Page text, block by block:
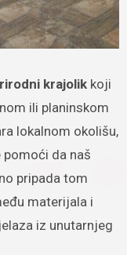
krajolikkoji
ili planinskom
lokalnom okolišu,
da naš
pripada tom
materijala i
iz unutarnjeg